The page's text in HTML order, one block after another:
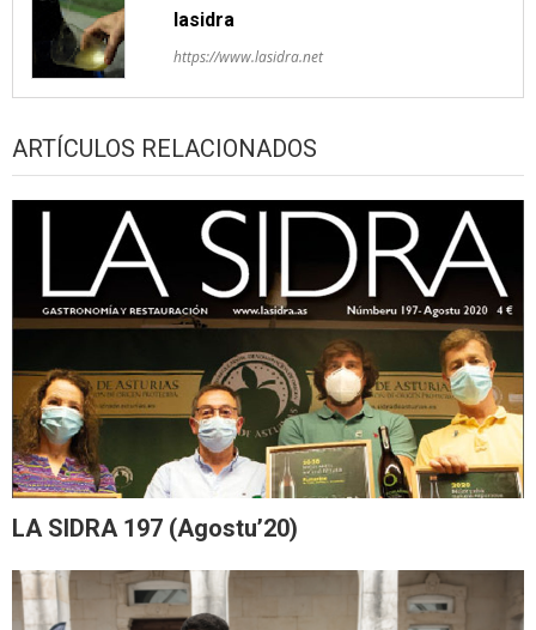
lasidra
https://www.lasidra.net
ARTÍCULOS RELACIONADOS
LA SIDRA 197 (Agostu’20)